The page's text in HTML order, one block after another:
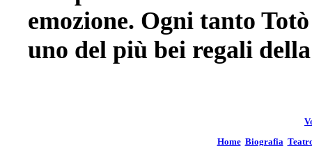
emozione. Ogni tanto
uno del più bei regali
Home Biografia